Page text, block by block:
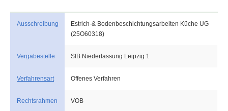
Ausschreibung
Estrich-& Bodenbeschichtungsarbeiten Küche UG
(25O60318)
Vergabestelle SIB Niederlassung Leipzig 1
Verfahrensart Offenes Verfahren
Rechtsrahmen VOB